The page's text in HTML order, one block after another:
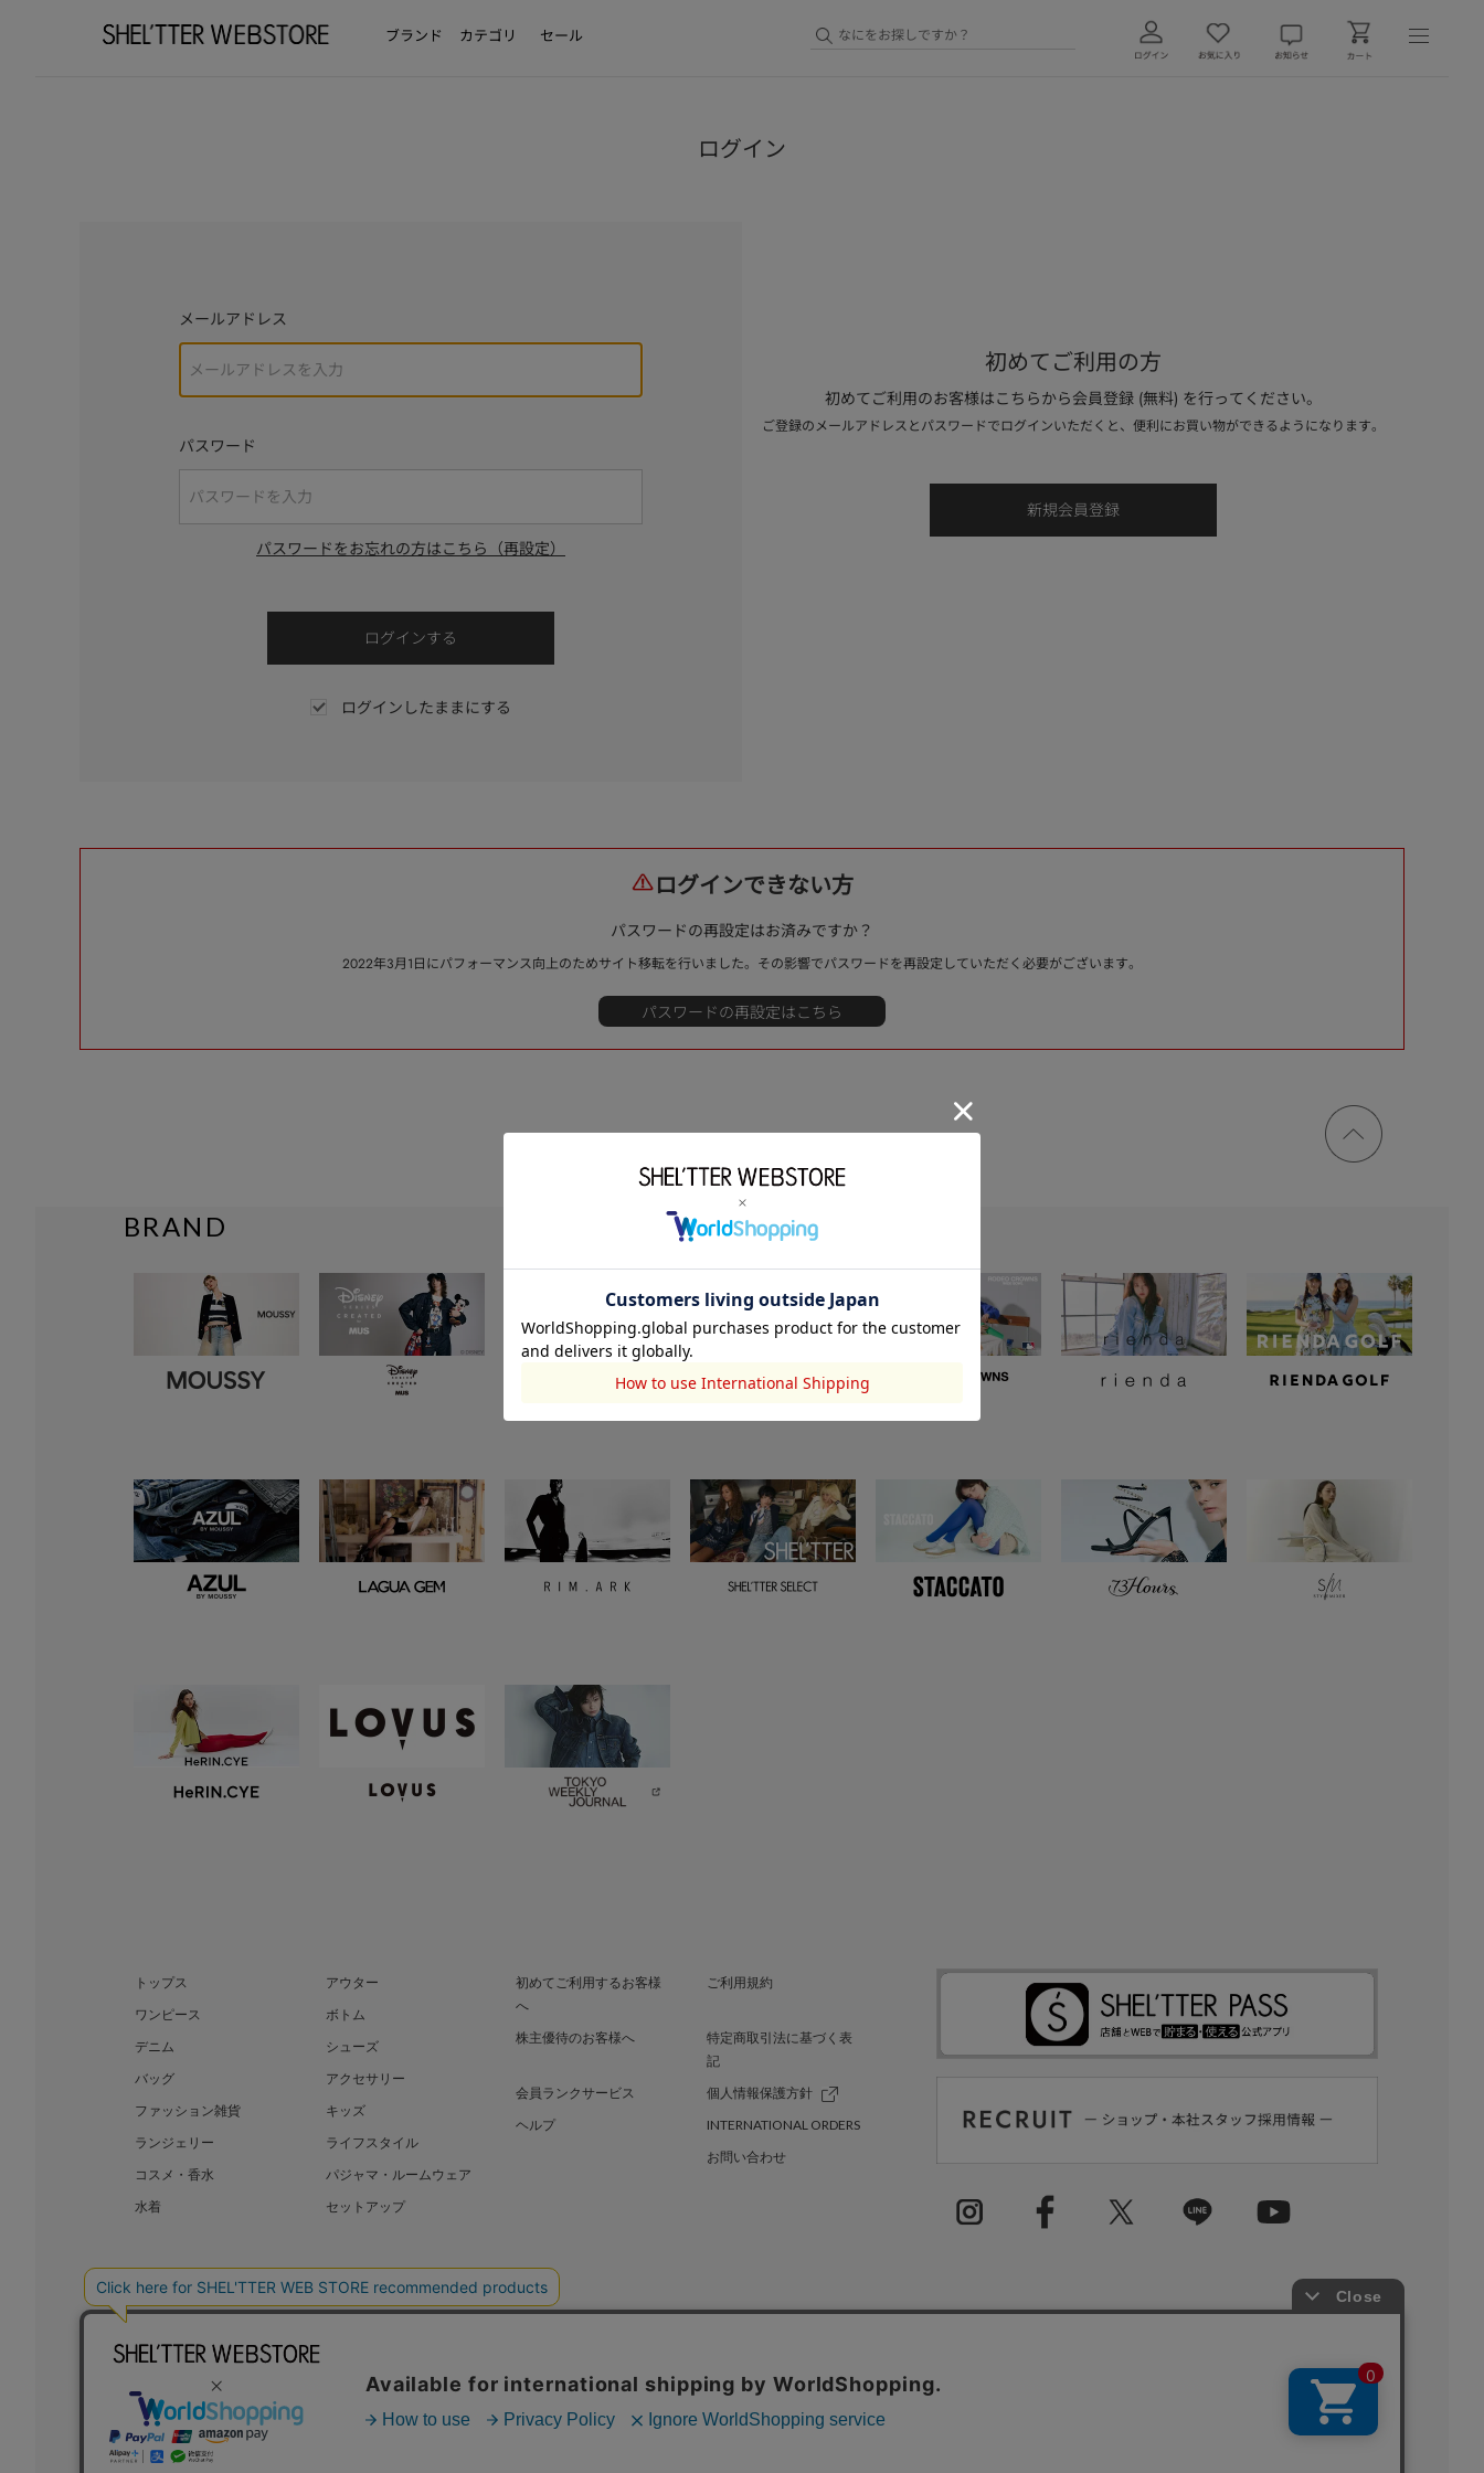
ブランド カテゴリ セール
ログイン
メールアドレス
パスワード
パスワードをお忘れの方はこちら（再設定）
ログインしたままにする
初めてご利用の方
初めてご利用のお客様はこちらから会員登録 (無料) を行ってください。
ご登録のメールアドレスとパスワードでログインいただくと、便利にお買い物ができるようになります。
ログインできない方
パスワードの再設定はお済みですか？
2022年3月1日にパフォーマンス向上のためサイト移転を行いました。その影響でパスワードを再設定していただく必要がございます。
ページ
トップ
BRAND
トップス
アウター
ワンピース
ボトム
デニム
シューズ
バッグ
アクセサリー
ファッション雑貨
キッズ
ランジェリー
ライフスタイル
コスメ・香水
パジャマ・ルームウェア
水着
セットアップ
初めてご利用するお客様
へ
ご利用規約
株主優待のお客様へ
特定商取引法に基づく表
記
会員ランクサービス
個人情報保護方針
ヘルプ
INTERNATIONAL ORDERS
お問い合わせ
BAROQUE JAPAN LIMITED SHEL’TTER GREEN 採用情報
COPYRIGHT © BAROQUE JAPAN LIMITED ALL RIGHTS RESERVED.